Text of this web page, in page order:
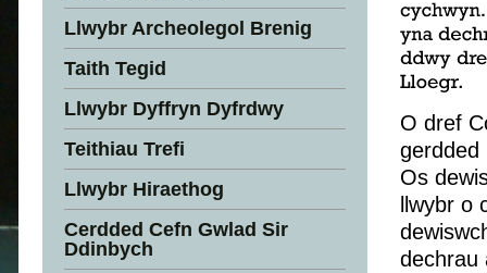
Llwybr Archeolegol Brenig
Taith Tegid
Llwybr Dyffryn Dyfrdwy
Teithiau Trefi
Llwybr Hiraethog
Cerdded Cefn Gwlad Sir
Ddinbych
O dref
gerdded
Os
llwybr
dechrau